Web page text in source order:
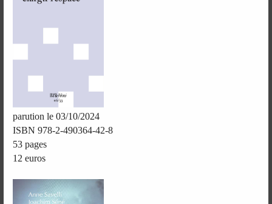
parution le 03/10/2024
ISBN 978-2-490364-42-8
53 pages
12 euros